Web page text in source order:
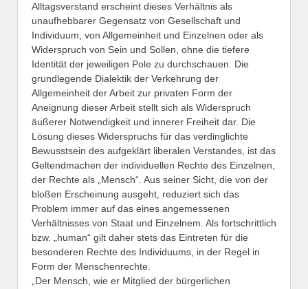
Alltagsverstand erscheint dieses Verhältnis als
unaufhebbarer Gegensatz von Gesellschaft und
Individuum, von Allgemeinheit und Einzelnen oder als
Widerspruch von Sein und Sollen, ohne die tiefere
Identität der jeweiligen Pole zu durchschauen. Die
grundlegende Dialektik der Verkehrung der
Allgemeinheit der Arbeit zur privaten Form der
Aneignung dieser Arbeit stellt sich als Widerspruch
äußerer Notwendigkeit und innerer Freiheit dar. Die
Lösung dieses Widerspruchs für das verdinglichte
Bewusstsein des aufgeklärt liberalen Verstandes, ist das
Geltendmachen der individuellen Rechte des Einzelnen,
der Rechte als „Mensch“. Aus seiner Sicht, die von der
bloßen Erscheinung ausgeht, reduziert sich das
Problem immer auf das eines angemessenen
Verhältnisses von Staat und Einzelnem. Als fortschrittlich
bzw. „human“ gilt daher stets das Eintreten für die
besonderen Rechte des Individuums, in der Regel in
Form der Menschenrechte.
„Der Mensch, wie er Mitglied der bürgerlichen